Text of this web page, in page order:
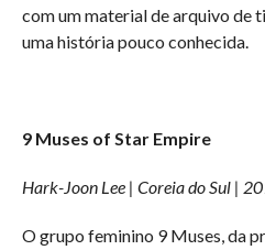
com um material de arquivo de
uma história pouco conhecida.
9 Muses of Star Empire
Hark-Joon Lee | Coreia do Sul |
O grupo feminino 9 Muses, da